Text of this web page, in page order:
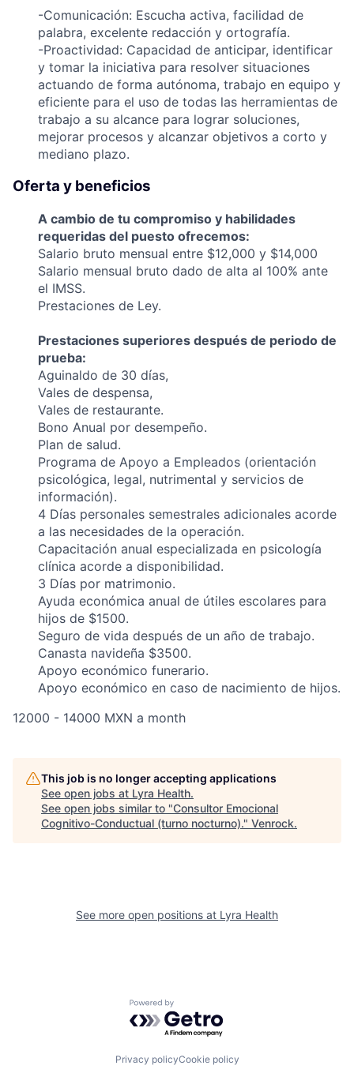
-Comunicación: Escucha activa, facilidad de
palabra, excelente redacción y ortografía.
-Proactividad: Capacidad de anticipar, identificar
y tomar la iniciativa para resolver situaciones
actuando de forma autónoma, trabajo en equipo y
eficiente para el uso de todas las herramientas de
trabajo a su alcance para lograr soluciones,
mejorar procesos y alcanzar objetivos a corto y
mediano plazo.
Oferta y beneficios
A cambio de tu compromiso y habilidades
requeridas del puesto ofrecemos:
Salario bruto mensual entre $12,000 y $14,000
Salario mensual bruto dado de alta al 100% ante
el IMSS.
Prestaciones de Ley.
Prestaciones superiores después de periodo de
prueba:
Aguinaldo de 30 días,
Vales de despensa,
Vales de restaurante.
Bono Anual por desempeño.
Plan de salud.
Programa de Apoyo a Empleados (orientación
psicológica, legal, nutrimental y servicios de
información).
4 Días personales semestrales adicionales acorde
a las necesidades de la operación.
Capacitación anual especializada en psicología
clínica acorde a disponibilidad.
3 Días por matrimonio.
Ayuda económica anual de útiles escolares para
hijos de $1500.
Seguro de vida después de un año de trabajo.
Canasta navideña $3500.
Apoyo económico funerario.
Apoyo económico en caso de nacimiento de hijos.
12000 - 14000 MXN a month
This job is no longer accepting applications
See open jobs at Lyra Health.
See open jobs similar to "Consultor Emocional
Cognitivo-Conductual (turno nocturno)." Venrock.
See more open positions at Lyra Health
Powered by Getro.com
Privacy policyCookie policy